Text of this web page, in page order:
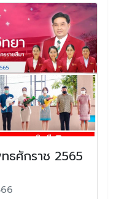
ธศักราช 2565